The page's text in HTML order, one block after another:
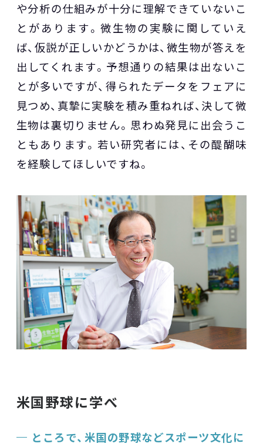
や分析の仕組みが十分に理解できていないこ
とがあります。微生物の実験に関していえ
ば、仮説が正しいかどうかは、微生物が答えを
出してくれます。予想通りの結果は出ないこ
とが多いですが、得られたデータをフェアに
見つめ、真摯に実験を積み重ねれば、決して微
生物は裏切りません。思わぬ発見に出会うこ
ともあります。若い研究者には、その醍醐味
を経験してほしいですね。
米国野球に学べ
ところで、米国の野球などスポーツ文化に